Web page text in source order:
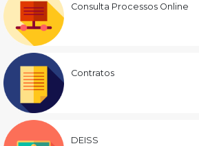
Consulta Processos Online
Contratos
DEISS